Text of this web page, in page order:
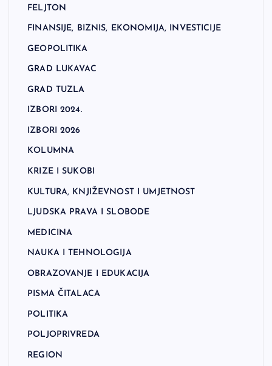
FELJTON
FINANSIJE, BIZNIS, EKONOMIJA, INVESTICIJE
GEOPOLITIKA
GRAD LUKAVAC
GRAD TUZLA
IZBORI 2024.
IZBORI 2026
KOLUMNA
KRIZE I SUKOBI
KULTURA, KNJIŽEVNOST I UMJETNOST
LJUDSKA PRAVA I SLOBODE
MEDICINA
NAUKA I TEHNOLOGIJA
OBRAZOVANJE I EDUKACIJA
PISMA ČITALACA
POLITIKA
POLJOPRIVREDA
REGION